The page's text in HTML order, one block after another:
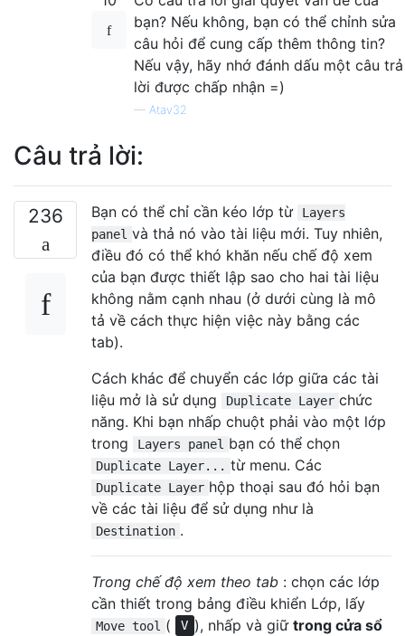
bạn? Nếu không, bạn có thể chỉnh sửa
câu hỏi để cung cấp thêm thông tin?
Nếu vậy, hãy nhớ đánh dấu một câu trả
lời được chấp nhận =)
— Atav32
Câu trả lời:
236 Bạn có thể chỉ cần kéo lớp từ
Layers
panel và thả nó vào tài liệu mới. Tuy nhiên,
điều đó có thể khó khăn nếu chế độ xem
của bạn được thiết lập sao cho hai tài liệu
không nằm cạnh nhau (ở dưới cùng là mô
tả về cách thực hiện việc này bằng các
tab).
Cách khác để chuyển các lớp giữa các tài
liệu mở là sử dụng
Duplicate Layer chức
năng. Khi bạn nhấp chuột phải vào một lớp
trong
Layers panel bạn có thể chọn
Duplicate Layer... từ menu. Các
Duplicate Layer hộp thoại sau đó hỏi bạn
về các tài liệu để sử dụng như là
Destination .
Trong chế độ xem theo tab : chọn các lớp
cần thiết trong bảng điều khiển Lớp, lấy
Move tool ( V ), nhấp và giữ trong cửa sổ